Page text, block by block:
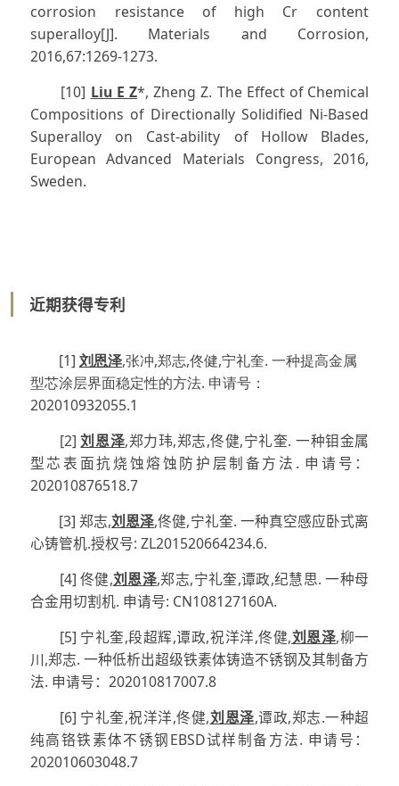
corrosion resistance of high Cr content
superalloy[J]. Materials and Corrosion,
2016,67:1269-1273.
[10] Liu E Z*, Zheng Z. The Effect of Chemical
Compositions of Directionally Solidified Ni-Based
Superalloy on Cast-ability of Hollow Blades,
European Advanced Materials Congress, 2016,
Sweden.
近期获得专利
[1] 刘恩泽,张冲,郑志,佟健,宁礼奎. 一种提高金属
型芯涂层界面稳定性的方法. 申请号：
202010932055.1
[2]刘恩泽,郑力玮,郑志,佟健,宁礼奎. 一种钼金属
型芯表面抗烧蚀熔蚀防护层制备方法. 申请号：
202010876518.7
[3] 郑志,刘恩泽,佟健,宁礼奎. 一种真空感应卧式离
心铸管机.授权号: ZL201520664234.6.
[4] 佟健,刘恩泽,郑志,宁礼奎,谭政,纪慧思. 一种母
合金用切割机. 申请号: CN108127160A.
[5] 宁礼奎,段超辉,谭政,祝洋洋,佟健,刘恩泽,柳一
川,郑志. 一种低析出超级铁素体铸造不锈钢及其制备方
法. 申请号：202010817007.8
[6] 宁礼奎,祝洋洋,佟健,刘恩泽,谭政,郑志.一种超
纯高铬铁素体不锈钢EBSD试样制备方法. 申请号：
202010603048.7